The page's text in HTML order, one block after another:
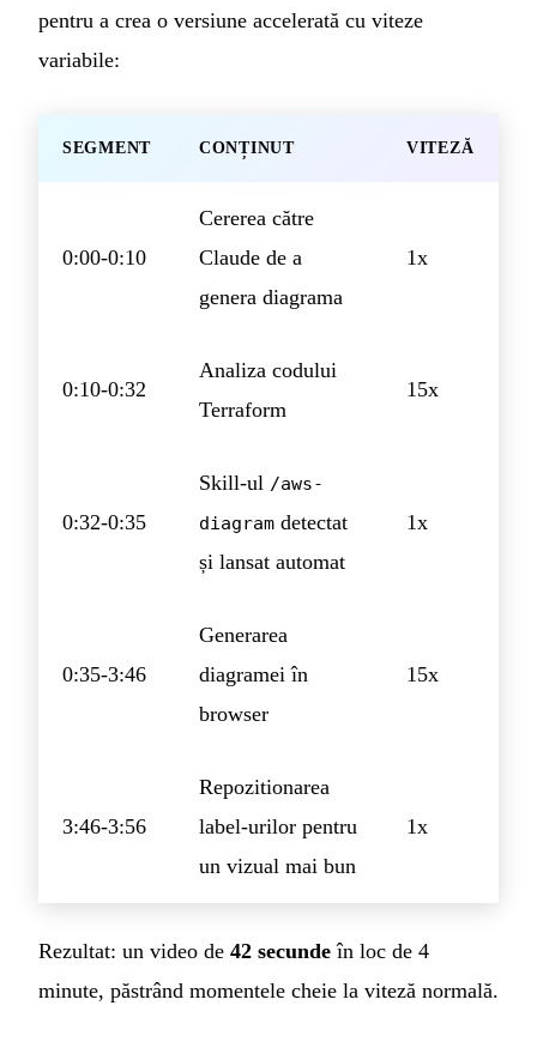
pentru a crea o versiune accelerată cu viteze
variabile:
SEGMENT CONȚINUT VITEZĂ
0:00-0:10
Cererea către
Claude de a
genera diagrama
1x
0:10-0:32
Analiza codului
Terraform
15x
0:32-0:35
Skill-ul /aws-
diagram detectat
și lansat automat
1x
0:35-3:46
Generarea
diagramei în
browser
15x
3:46-3:56
Repozitionarea
label-urilor pentru
un vizual mai bun
1x
Rezultat: un video de 42 secunde în loc de 4
minute, păstrând momentele cheie la viteză normală.